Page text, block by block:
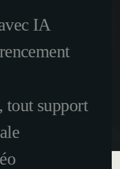
IA
tout support